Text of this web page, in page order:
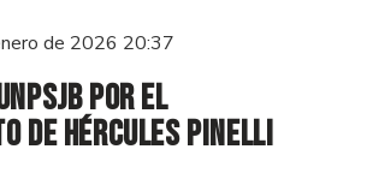
de 2026 20:37
por el
de Hércules Pinelli